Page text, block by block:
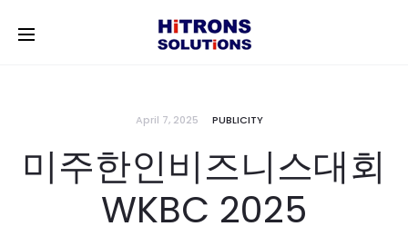
April 7, 2025 PUBLICITY
미주한인비즈니스대회
WKBC 2025